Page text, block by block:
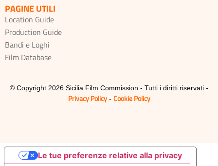
PAGINE UTILI
Location Guide
Production Guide
Bandi e Loghi
Film Database
© Copyright 2026 Sicilia Film Commission - Tutti i diritti riservati -
Privacy Policy- Cookie Policy
Le tue preferenze relative alla privacy